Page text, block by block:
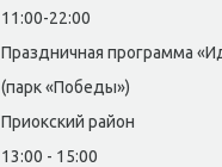
11:00-22:00
Праздничная программа
(парк «Победы»)
Приоκский район
13:00 - 15:00